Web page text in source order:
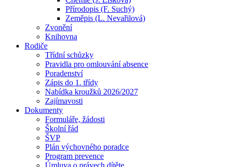
Přírodopis (F. Suchý)
Zeměpis (L. Nevařilová)
Zvonění
Knihovna
Rodiče
Třídní schůzky
Pravidla pro omlouvání absence
Poradenství
Zápis do 1. třídy
Nabídka kroužků 2026/2027
Zajímavosti
Dokumenty
Formuláře, žádosti
Školní řád
ŠVP
Plán výchovného poradce
Program prevence
Úmluva o právech dítěte